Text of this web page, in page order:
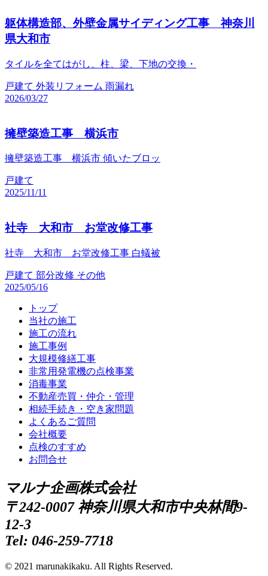
躯体構造部、外壁金属サイディング工事 神奈川
県大和市
タイルを全てはがし、柱、梁、下地の交換・
戸建て 外装リフォーム 雨漏れ
2026/03/27
擁壁築造工事 横浜市
擁壁築造工事 横浜市 傾いたブロッ
戸建て
2025/11/11
社寺 大和市 お堂改修工事
社寺 大和市 お堂改修工事 白蟻被
戸建て 部分改修 その他
2025/05/16
トップ
当社の施工
施工の流れ
施工事例
大規模修繕工事
非常用発電機の点検事業
消毒事業
不動産売買・仲介・管理
相続手続き・空き家問題
よくあるご質問
会社概要
点検のすすめ
お問合せ
マルナ企画株式会社
〒242-0007 神奈川県大和市中央林間9-
12-3
Tel: 046-259-7718
© 2021 marunakikaku. All Rights Reserved.